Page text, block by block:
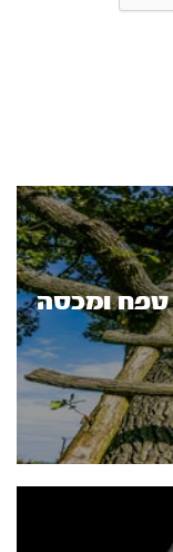
ומכסה